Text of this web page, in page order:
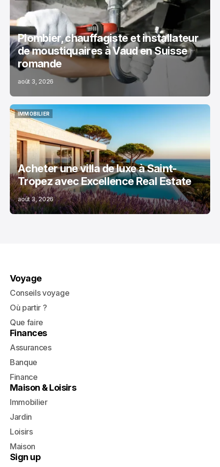
MAISON
Plombier, chauffagiste et installateur
de moustiquaires à Vaud en Suisse
romande
août 3, 2026
IMMOBILIER
IMMOBILIER
Acheter une villa de luxe à Saint-
Tropez avec Excellence Real Estate
août 3, 2026
Voyage
Conseils voyage
Où partir ?
Que faire
Finances
Assurances
Banque
Finance
Maison & Loisirs
Immobilier
Jardin
Loisirs
Maison
Sign up